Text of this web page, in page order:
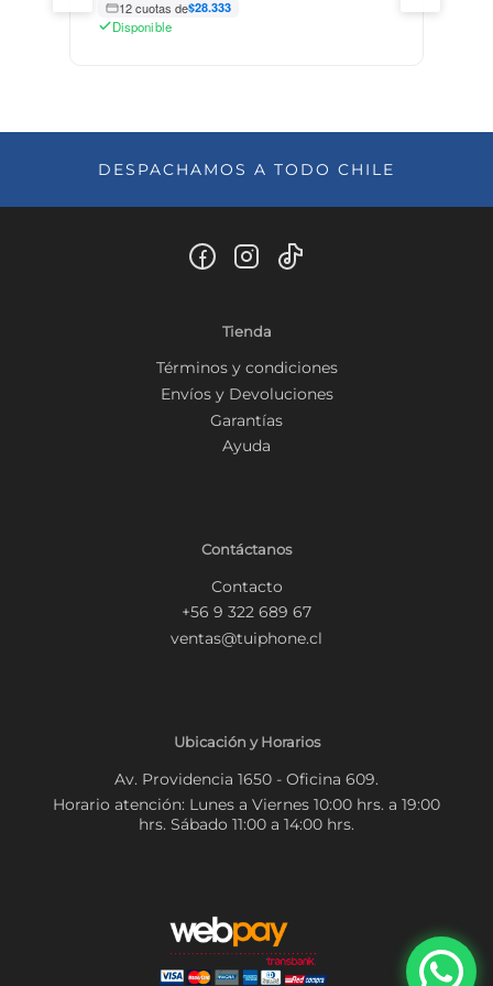
12 cuotas de$28.333
Disponible
DESPACHAMOS A TODO CHILE
Tienda
Términos y condiciones
Envíos y Devoluciones
Garantías
Ayuda
Contáctanos
Contacto
+56 9 322 689 67
ventas@tuiphone.cl
Ubicación y Horarios
Av. Providencia 1650 - Oficina 609.
Horario atención: Lunes a Viernes 10:00 hrs. a 19:00
hrs. Sábado 11:00 a 14:00 hrs.